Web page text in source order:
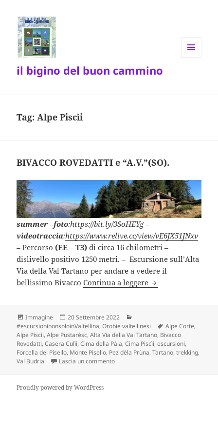
il bigino del buon cammino
Tag:Alpe Piscìi
BIVACCO ROVEDATTI e “A.V.”(SO).
summer–foto:https://bit.ly/3SoHEYg –
videotraccia:https://www.relive.cc/view/vE6JX51JNxv
–Percorso (EE – T3) di circa 16 chilometri –
dislivello positivo 1250 metri. – Escursione sull’Alta
Via della Val Tartano per andare a vedere il
bellissimo BivaccoContinua a leggere BIVACCO
Formato
Immagine
Scritto
il
20 Settembre 2022
#escursioninonsoloinValtellina,Orobie valtellinesi Tag
Alpe Corte,
Alpe Piscìi,Alpe Püstarèsc,Alta Via della Val Tartano, Bivacco
Rovedatti,Casera Culìi,Cima della Pàia,Cima Piscìi,escursioni,
Forcella del Pisello, Monte Pisello, Pez dèla Prùna,Tartano,trekking,
Val Budria
Lascia un commentosu BIVACCO ROVEDATTI e “A.V.”(SO).
Proudly powered by WordPress